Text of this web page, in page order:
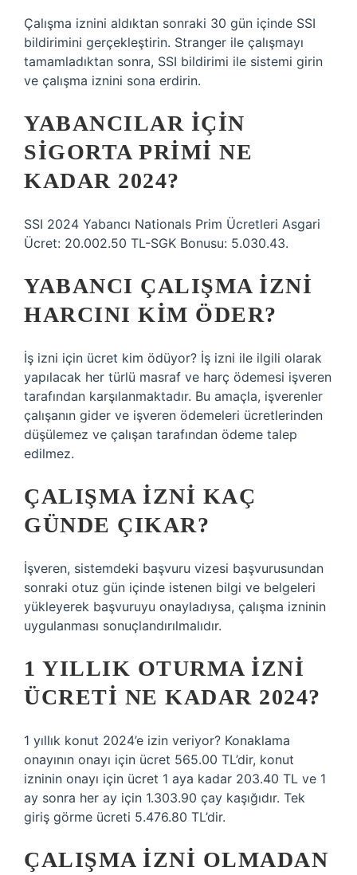
Çalışma iznini aldıktan sonraki 30 gün içinde SSI
bildirimini gerçekleştirin. Stranger ile çalışmayı
tamamladıktan sonra, SSI bildirimi ile sistemi girin
ve çalışma iznini sona erdirin.
YABANCILAR IÇIN
SIGORTA PRIMI NE
KADAR 2024?
SSI 2024 Yabancı Nationals Prim Ücretleri Asgari
Ücret: 20.002.50 TL-SGK Bonusu: 5.030.43.
YABANCI ÇALIŞMA IZNI
HARCINI KIM ÖDER?
İş izni için ücret kim ödüyor? İş izni ile ilgili olarak
yapılacak her türlü masraf ve harç ödemesi işveren
tarafından karşılanmaktadır. Bu amaçla, işverenler
çalışanın gider ve işveren ödemeleri ücretlerinden
düşülemez ve çalışan tarafından ödeme talep
edilmez.
ÇALIŞMA IZNI KAÇ
GÜNDE ÇIKAR?
İşveren, sistemdeki başvuru vizesi başvurusundan
sonraki otuz gün içinde istenen bilgi ve belgeleri
yükleyerek başvuruyu onayladıysa, çalışma izninin
uygulanması sonuçlandırılmalıdır.
1 YILLIK OTURMA IZNI
ÜCRETI NE KADAR 2024?
1 yıllık konut 2024’e izin veriyor? Konaklama
onayının onayı için ücret 565.00 TL’dir, konut
izninin onayı için ücret 1 aya kadar 203.40 TL ve 1
ay sonra her ay için 1.303.90 çay kaşığıdır. Tek
giriş görme ücreti 5.476.80 TL’dir.
ÇALIŞMA IZNI OLMADAN